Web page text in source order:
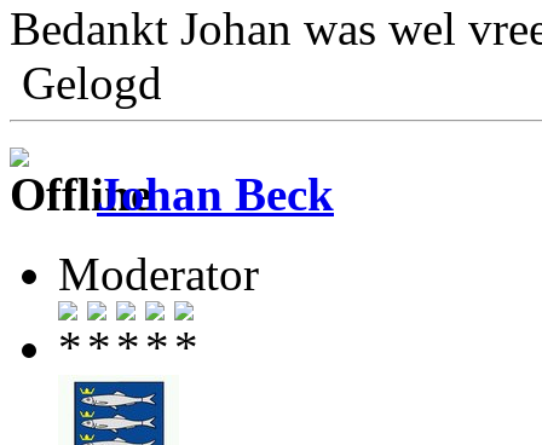
Bedankt Johan was wel
Gelogd
Johan Beck
Moderator